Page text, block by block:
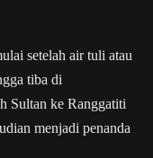
setelah air tuli atau
tiba di
Sultan ke Ranggatiti
menjadi penanda